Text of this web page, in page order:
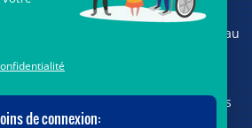
science et des nouvelles technologies
pour que chaque enfant, où qu’il soit au
Justine. Ensemble, unissons nos forces